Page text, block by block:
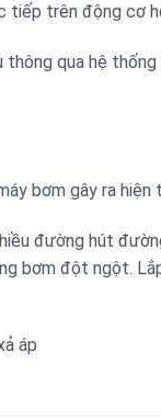
tiếp trên động cơ
qua hệ
bơm gây ra hiện
đường hút
bơm đột ngột.
áp